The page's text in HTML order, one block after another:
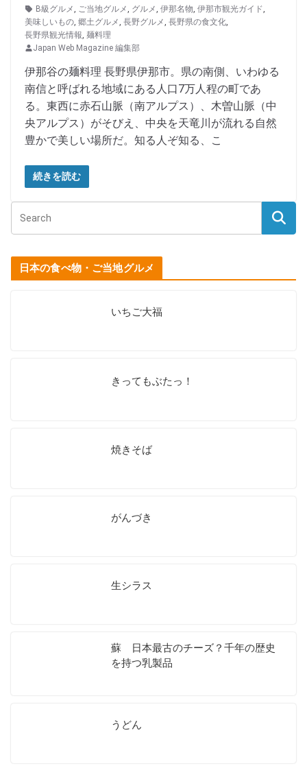
B級グルメ ご当地グルメ グルメ 伊那名物 伊那市観光ガイド
美味しいもの 郷土グルメ 長野グルメ 長野県の食文化
長野県観光情報 麺料理
Japan Web Magazine 編集部
伊那谷の麺料理 長野県伊那市。県の南側、いわゆる
南信と呼ばれる地域にある人口7万人程の町であ
る。東西に赤石山脈（南アルプス）、木曽山脈（中
央アルプス）がそびえ、中央を天竜川が流れる自然
豊かで美しい場所だ。知る人ぞ知る、こ
続きを読む
日本の食べ物・ご当地グルメ
いちご大福
きってもぶたっ！
焼きそば
がんづき
生シラス
蘇 日本最古のチーズ？千年の歴史
を持つ乳製品
うどん